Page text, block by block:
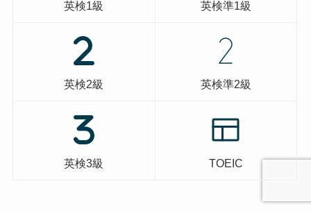
英検1級 英検準1級
英検2級 英検準2級
英検3級 TOEIC